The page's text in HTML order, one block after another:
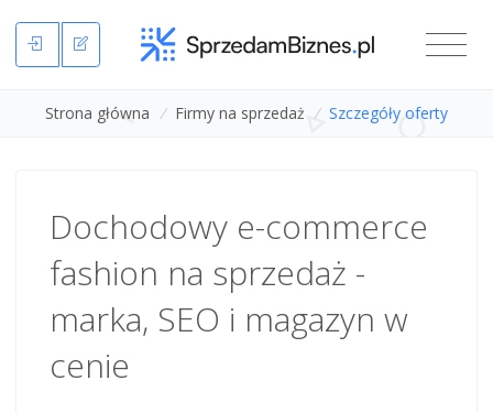
Strona główna / Firmy na sprzedaż / Szczegóły oferty
Dochodowy e-commerce
fashion na sprzedaż -
marka, SEO i magazyn w
cenie